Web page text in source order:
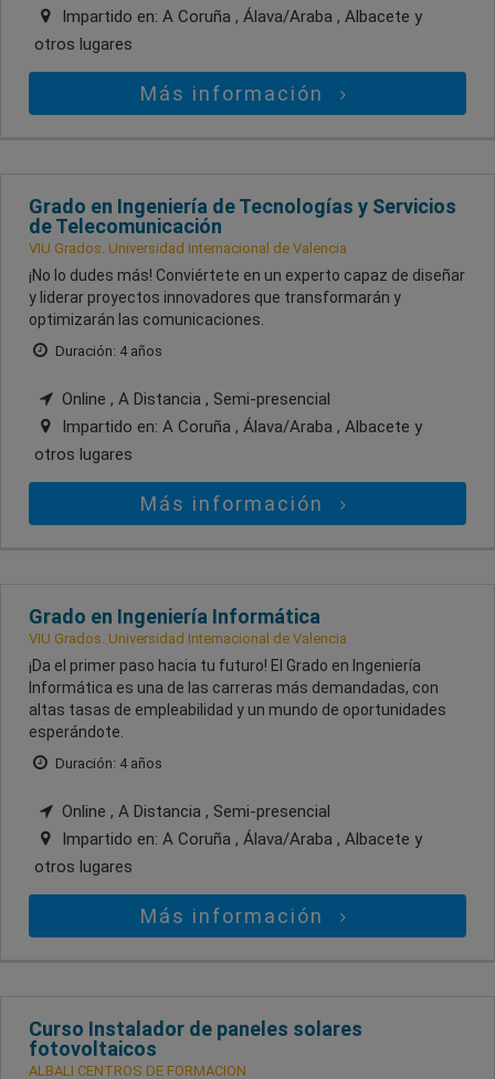
Impartido en: A Coruña , Álava/Araba , Albacete y
otros lugares
Más información
Grado en Ingeniería de Tecnologías y Servicios
de Telecomunicación
VIU Grados. Universidad Internacional de Valencia
¡No lo dudes más! Conviértete en un experto capaz de diseñar
y liderar proyectos innovadores que transformarán y
optimizarán las comunicaciones.
Duración: 4 años
Online , A Distancia , Semi-presencial
Impartido en: A Coruña , Álava/Araba , Albacete y
otros lugares
Más información
Grado en Ingeniería Informática
VIU Grados. Universidad Internacional de Valencia
¡Da el primer paso hacia tu futuro! El Grado en Ingeniería
Informática es una de las carreras más demandadas, con
altas tasas de empleabilidad y un mundo de oportunidades
esperándote.
Duración: 4 años
Online , A Distancia , Semi-presencial
Impartido en: A Coruña , Álava/Araba , Albacete y
otros lugares
Más información
Curso Instalador de paneles solares
fotovoltaicos
ALBALI CENTROS DE FORMACION